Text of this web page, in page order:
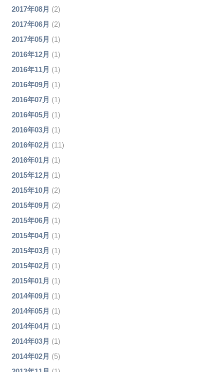
2017年08月 (2)
2017年06月 (2)
2017年05月 (1)
2016年12月 (1)
2016年11月 (1)
2016年09月 (1)
2016年07月 (1)
2016年05月 (1)
2016年03月 (1)
2016年02月 (11)
2016年01月 (1)
2015年12月 (1)
2015年10月 (2)
2015年09月 (2)
2015年06月 (1)
2015年04月 (1)
2015年03月 (1)
2015年02月 (1)
2015年01月 (1)
2014年09月 (1)
2014年05月 (1)
2014年04月 (1)
2014年03月 (1)
2014年02月 (5)